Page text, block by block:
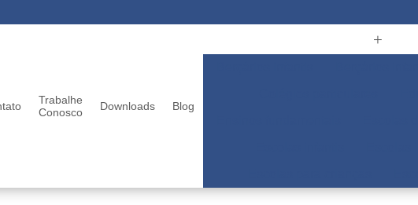
Trabalhe
Conosco
Downloads Blog